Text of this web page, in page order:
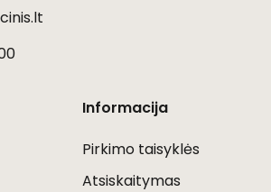
Informacija
Pirkimo taisyklės
Atsiskaitymas